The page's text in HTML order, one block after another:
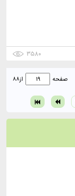
۳۵۸۰
صفحه از۸۸